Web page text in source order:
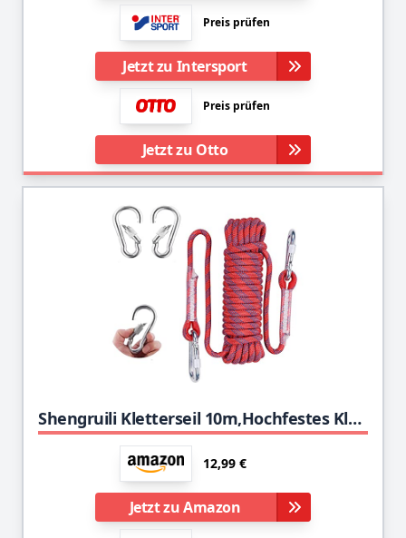
Preis prüfen
Jetzt zu Intersport
Preis prüfen
Jetzt zu Otto
Shengruili Kletterseil 10m,Hochfestes Klettern Sicherheitsseil,Fischerei Bergung Seil,Statisches Kletterseil,Outdoor Seil(mit 2 Karabiner)
12,99 €
Jetzt zu Amazon